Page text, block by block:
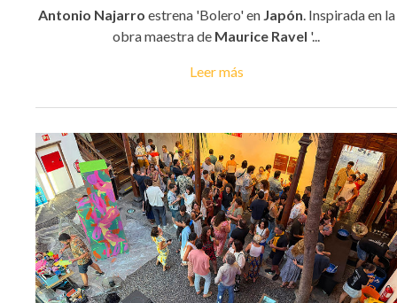
Antonio Najarro estrena 'Bolero' en Japón . Inspirada en la
obra maestra de Maurice Ravel '...
Leer más